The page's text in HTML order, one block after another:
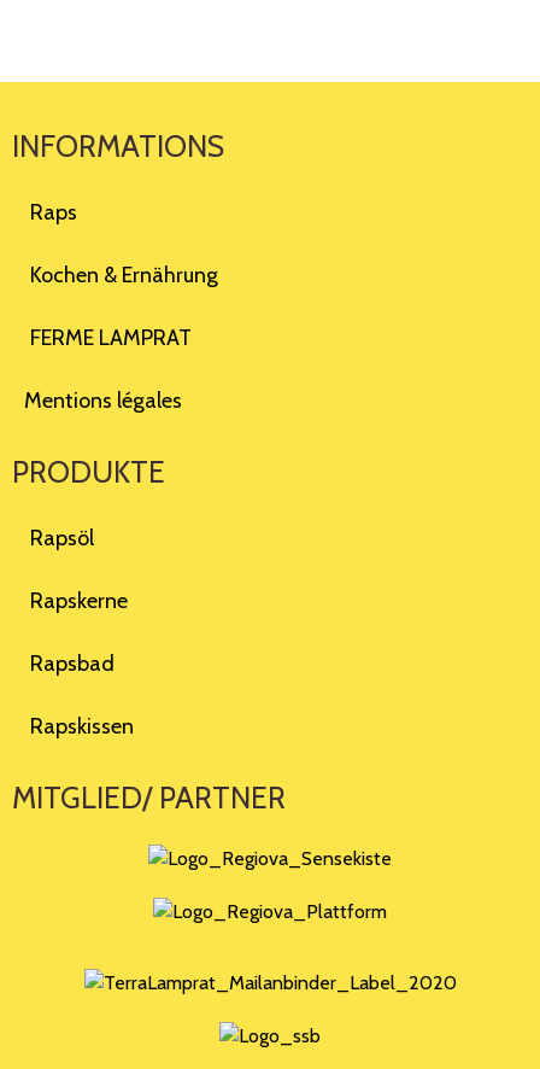
INFORMATIONS
Raps
Kochen & Ernährung
FERME LAMPRAT
Mentions légales
PRODUKTE
Rapsöl
Rapskerne
Rapsbad
Rapskissen
MITGLIED/ PARTNER